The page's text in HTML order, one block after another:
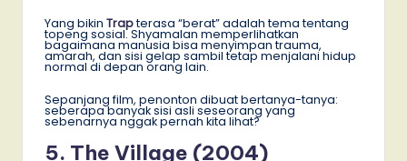
Yang bikin Trapterasa “berat” adalah tema tentang
topeng sosial. Shyamalan memperlihatkan
bagaimana manusia bisa menyimpan trauma,
amarah, dan sisi gelap sambil tetap menjalani hidup
normal di depan orang lain.
Sepanjang film, penonton dibuat bertanya-tanya:
seberapa banyak sisi asli seseorang yang
sebenarnya nggak pernah kita lihat?
5. The Village (2004)